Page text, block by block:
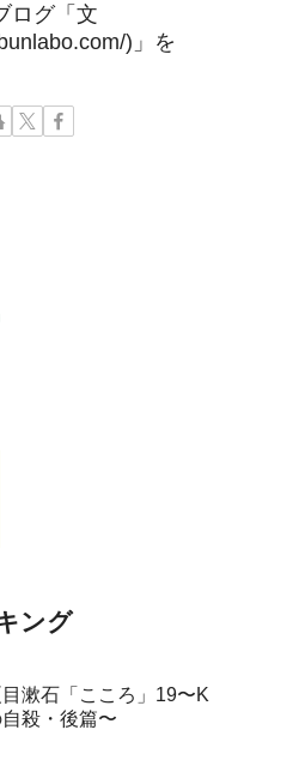
ログ「文
)」を
ング
目漱石「こころ」19〜K
殺・後篇〜